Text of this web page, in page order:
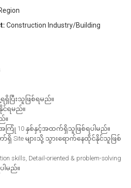
Construction Industry/Building
ရရှိပြီးသူဖြစ်ရမည်။
င်ရမည်။
။
ြုံ 10 နှစ်နှင့်အထက်ရှိသူဖြစ်ရပါမည်။
ာ်ရှိ Site များသို့ သွားရောက်နေထိုင်နိုင်သူဖြစ်
skills, Detail-oriented & problem-solving
ါမည်။